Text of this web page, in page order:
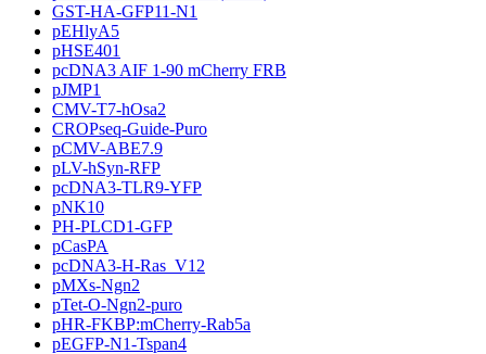
GST-HA-GFP11-N1
pEHlyA5
pHSE401
pcDNA3 AIF 1-90 mCherry FRB
pJMP1
CMV-T7-hOsa2
CROPseq-Guide-Puro
pCMV-ABE7.9
pLV-hSyn-RFP
pcDNA3-TLR9-YFP
pNK10
PH-PLCD1-GFP
pCasPA
pcDNA3-H-Ras_V12
pMXs-Ngn2
pTet-O-Ngn2-puro
pHR-FKBP:mCherry-Rab5a
pEGFP-N1-Tspan4